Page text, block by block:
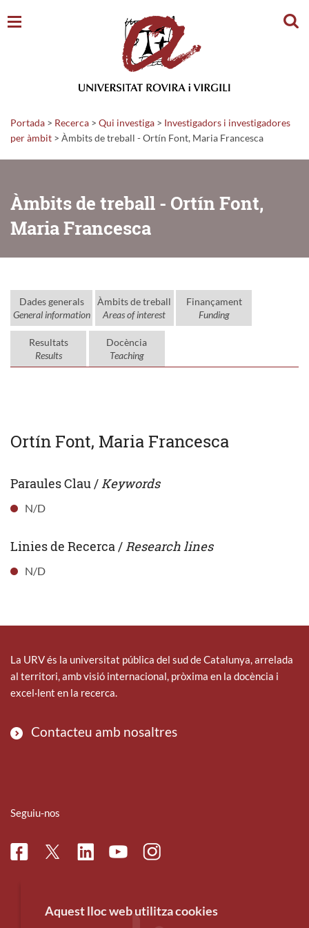
Portada > Recerca > Qui investiga > Investigadors i investigadores
per àmbit > Àmbits de treball - Ortín Font, Maria Francesca
Àmbits de treball - Ortín Font,
Maria Francesca
Dades generals
General information
Àmbits de treball
Areas of interest
Finançament
Funding
Resultats
Results
Docència
Teaching
Ortín Font, Maria Francesca
Paraules Clau / Keywords
N/D
Linies de Recerca / Research lines
N/D
La URV és la universitat pública del sud de Catalunya, arrelada
al territori, amb visió internacional, pròxima en la docència i
excel·lent en la recerca.
Contacteu amb nosaltres
Seguiu-nos
FacebookTwitterLinkedinYoutubeInstagram
Aquest lloc web utilitza cookies